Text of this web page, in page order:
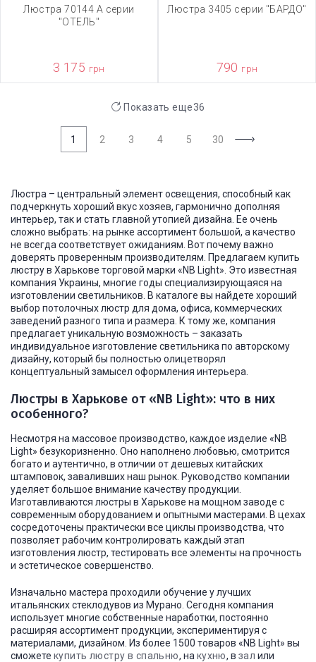
Люстра 70144 А серии
"ОТЕЛЬ"
3 175 грн
Люстра 3405 серии "БАРДО"
790 грн
Показать еще36
1 2 3 4 5 30
Люстра – центральный элемент освещения, способный как
подчеркнуть хороший вкус хозяев, гармонично дополняя
интерьер, так и стать главной утопией дизайна. Ее очень
сложно выбрать: на рынке ассортимент большой, а качество
не всегда соответствует ожиданиям. Вот почему важно
доверять проверенным производителям. Предлагаем купить
люстру в Харькове торговой марки «NB Light». Это известная
компания Украины, многие годы специализирующаяся на
изготовлении светильников. В каталоге вы найдете хороший
выбор потолочных люстр для дома, офиса, коммерческих
заведений разного типа и размера. К тому же, компания
предлагает уникальную возможность – заказать
индивидуальное изготовление светильника по авторскому
дизайну, который бы полностью олицетворял
концептуальный замысел оформления интерьера.
Люстры в Харькове от «NB Light»: что в них
особенного?
Несмотря на массовое производство, каждое изделие «NB
Light» безукоризненно. Оно наполнено любовью, смотрится
богато и аутентично, в отличии от дешевых китайских
штамповок, заваливших наш рынок. Руководство компании
уделяет большое внимание качеству продукции.
Изготавливаются люстры в Харькове на мощном заводе с
современным оборудованием и опытными мастерами. В цехах
сосредоточены практически все циклы производства, что
позволяет рабочим контролировать каждый этап
изготовления люстр, тестировать все элементы на прочность
и эстетическое совершенство.
Изначально мастера проходили обучение у лучших
итальянских стеклодувов из Мурано. Сегодня компания
использует многие собственные наработки, постоянно
расширяя ассортимент продукции, экспериментируя с
материалами, дизайном. Из более 1500 товаров «NB Light» вы
сможете купить люстру в спальню, на кухню, в зал или